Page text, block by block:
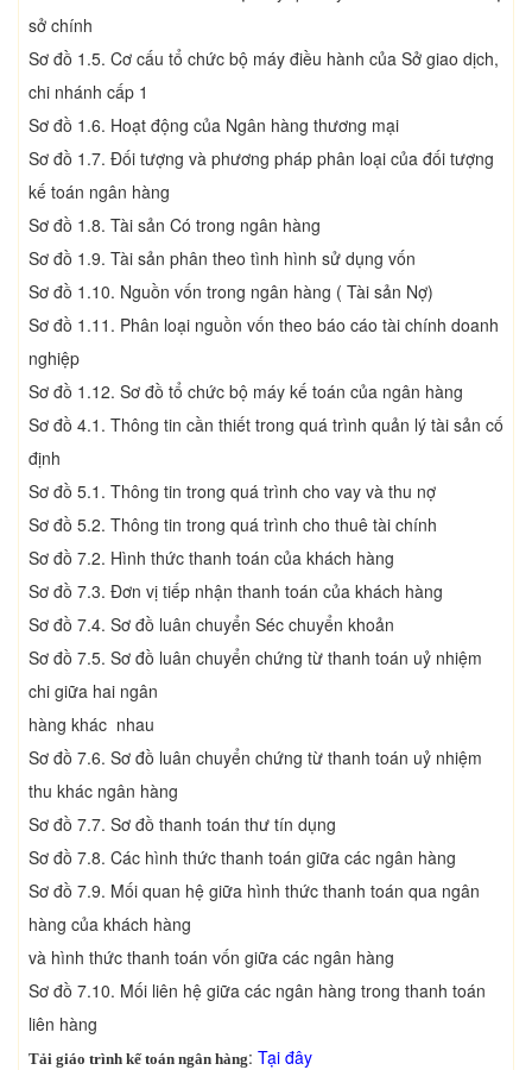
sở chính
Sơ đồ 1.5. Cơ cấu tổ chức bộ máy điều hành của Sở giao dịch,
chi nhánh cấp 1
Sơ đồ 1.6. Hoạt động của Ngân hàng thương mại
Sơ đồ 1.7. Đối tượng và phương pháp phân loại của đối tượng
kế toán ngân hàng
Sơ đồ 1.8. Tài sản Có trong ngân hàng
Sơ đồ 1.9. Tài sản phân theo tình hình sử dụng vốn
Sơ đồ 1.10. Nguồn vốn trong ngân hàng ( Tài sản Nợ)
Sơ đồ 1.11. Phân loại nguồn vốn theo báo cáo tài chính doanh
nghiệp
Sơ đồ 1.12. Sơ đồ tổ chức bộ máy kế toán của ngân hàng
Sơ đồ 4.1. Thông tin cần thiết trong quá trình quản lý tài sản cố
định
Sơ đồ 5.1. Thông tin trong quá trình cho vay và thu nợ
Sơ đồ 5.2. Thông tin trong quá trình cho thuê tài chính
Sơ đồ 7.2. Hình thức thanh toán của khách hàng
Sơ đồ 7.3. Đơn vị tiếp nhận thanh toán của khách hàng
Sơ đồ 7.4. Sơ đồ luân chuyển Séc chuyển khoản
Sơ đồ 7.5. Sơ đồ luân chuyển chứng từ thanh toán uỷ nhiệm
chi giữa hai ngân
hàng khác nhau
Sơ đồ 7.6. Sơ đồ luân chuyển chứng từ thanh toán uỷ nhiệm
thu khác ngân hàng
Sơ đồ 7.7. Sơ đồ thanh toán thư tín dụng
Sơ đồ 7.8. Các hình thức thanh toán giữa các ngân hàng
Sơ đồ 7.9. Mối quan hệ giữa hình thức thanh toán qua ngân
hàng của khách hàng
và hình thức thanh toán vốn giữa các ngân hàng
Sơ đồ 7.10. Mối liên hệ giữa các ngân hàng trong thanh toán
liên hàng
Tải giáo trình kế toán ngân hàng: Tại đây